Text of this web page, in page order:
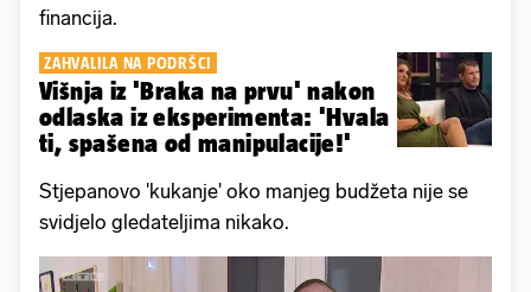
financija.
ZAHVALILA NA PODRŠCI
Višnja iz 'Braka na prvu' nakon
odlaska iz eksperimenta: 'Hvala
ti, spašena od manipulacije!'
Stjepanovo 'kukanje' oko manjeg budžeta nije se
svidjelo gledateljima nikako.